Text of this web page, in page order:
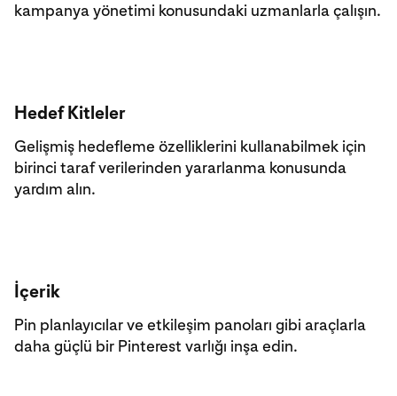
kampanya yönetimi konusundaki uzmanlarla çalışın.
Hedef Kitleler
Gelişmiş hedefleme özelliklerini kullanabilmek için
birinci taraf verilerinden yararlanma konusunda
yardım alın.
İçerik
Pin planlayıcılar ve etkileşim panoları gibi araçlarla
daha güçlü bir Pinterest varlığı inşa edin.